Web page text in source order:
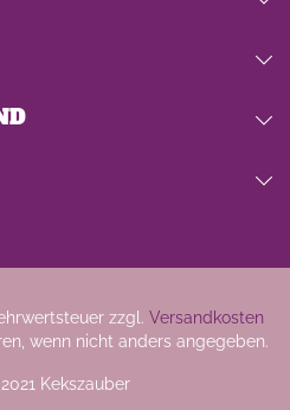
zzgl. Versandkosten
wenn nicht anders angegeben.
Kekszauber